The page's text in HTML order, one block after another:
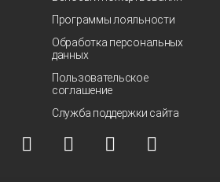
Программы лояльности
Обработка персональных
данных
Пользовательское
соглашение
Служба поддержки сайта